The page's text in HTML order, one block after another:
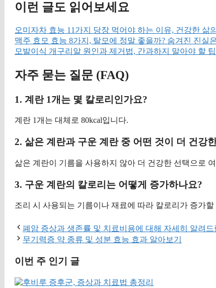
이런 글도 읽어보세요
오미자차 효능 11가지 당장 먹어야 하는 이유, 건강한 삶
맥주 효모 효능 8가지, 탈모에 정말 좋을까? 숨겨진 진실
모발이식 개구리알 원인과 제거법, 간과하지 말아야 할 팁
자주 묻는 질문 (FAQ)
1. 계란 1개는 몇 칼로리인가요?
계란 1개는 대체로 80kcal입니다.
2. 삶은 계란과 구운 계란 중 어떤 것이 더 건강
삶은 계란이 기름을 사용하지 않아 더 건강한 선택으로
3. 구운 계란의 칼로리는 어떻게 증가하나요?
조리 시 사용되는 기름이나 재료에 따라 칼로리가 증가할
폐암 증상과 생존률 및 치료비용에 대해 자세히 알려드
무기력증 약 종류 및 성분 효능 효과 알아보기
이번 주 인기 글